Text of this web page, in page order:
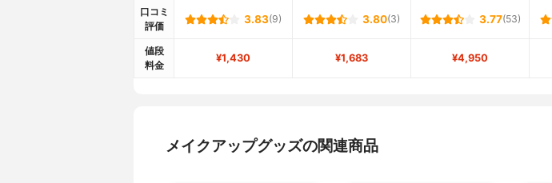
口コミ
評価
3.83(9) 3.80(3) 3.77(53)
値段
料金
¥1,430 ¥1,683 ¥4,950
メイクアップグッズの関連商品